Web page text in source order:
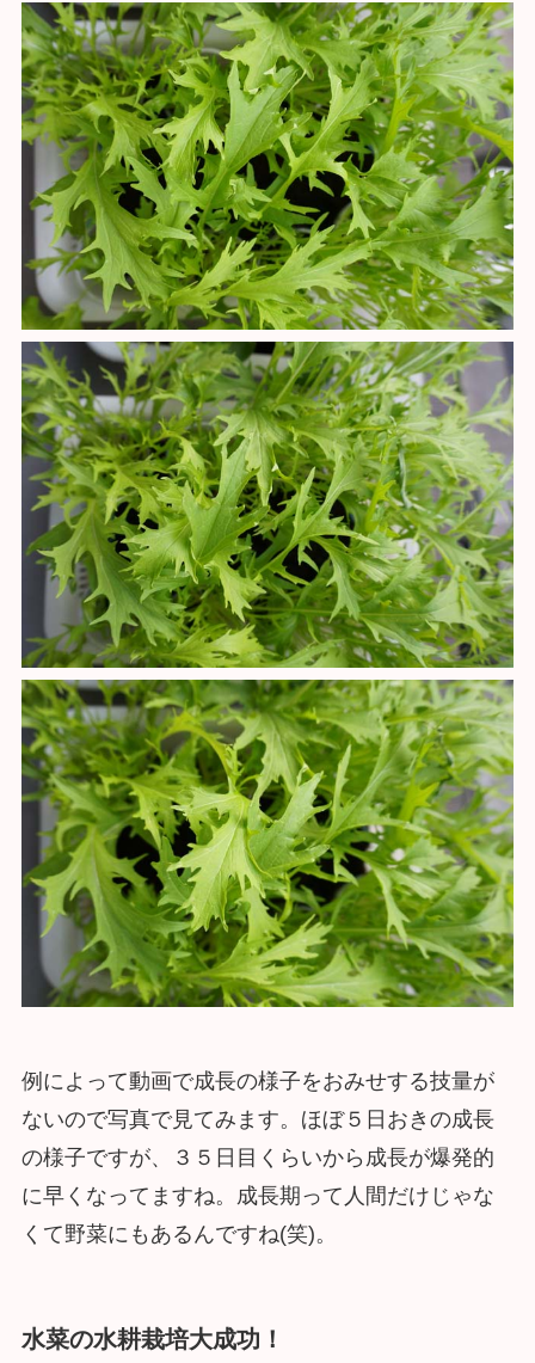
例によって動画で成長の様子をおみせする技量が
ないので写真で見てみます。ほぼ５日おきの成長
の様子ですが、３５日目くらいから成長が爆発的
に早くなってますね。成長期って人間だけじゃな
くて野菜にもあるんですね(笑)。
水菜の水耕栽培大成功！